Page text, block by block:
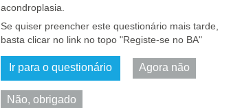
acondroplasia.
Se quiser preencher este questionário mais tarde,
basta clicar no link no topo "Registe-se no BA"
Ir para o questionário Agora não
Não, obrigado